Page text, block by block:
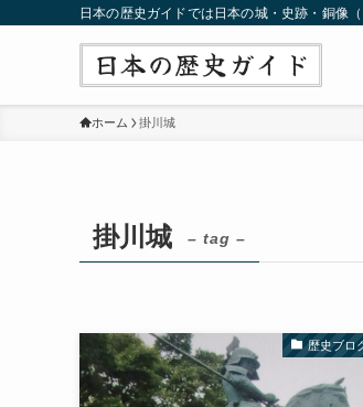
日本の歴史ガイドでは日本の城・史跡・銅像
ホーム 掛川城
掛川城 – tag –
歴史ブロ